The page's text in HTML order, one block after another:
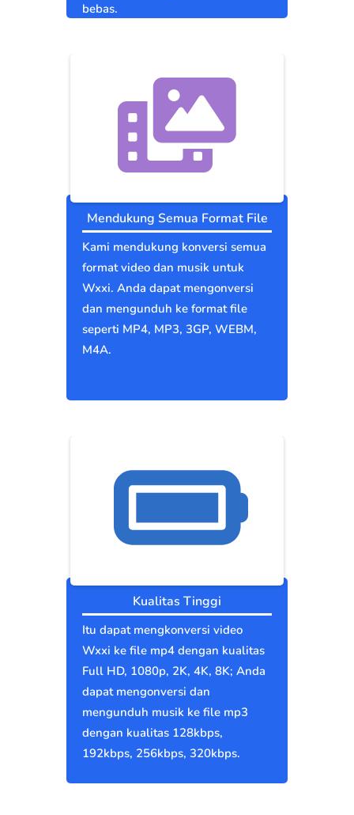
bebas.
Mendukung Semua Format File
Kami mendukung konversi semua
format video dan musik untuk
Wxxi. Anda dapat mengonversi
dan mengunduh ke format file
seperti MP4, MP3, 3GP, WEBM,
M4A.
Kualitas Tinggi
Itu dapat mengkonversi video
Wxxi ke file mp4 dengan kualitas
Full HD, 1080p, 2K, 4K, 8K; Anda
dapat mengonversi dan
mengunduh musik ke file mp3
dengan kualitas 128kbps,
192kbps, 256kbps, 320kbps.